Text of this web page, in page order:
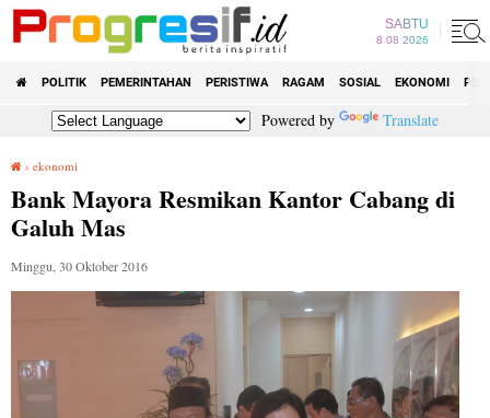
SABTU
8 08 2026
POLITIK PEMERINTAHAN PERISTIWA RAGAM SOSIAL EKONOMI
Powered by Translate
› ekonomi
Bank Mayora Resmikan Kantor Cabang di
Galuh Mas
Minggu, 30 Oktober 2016